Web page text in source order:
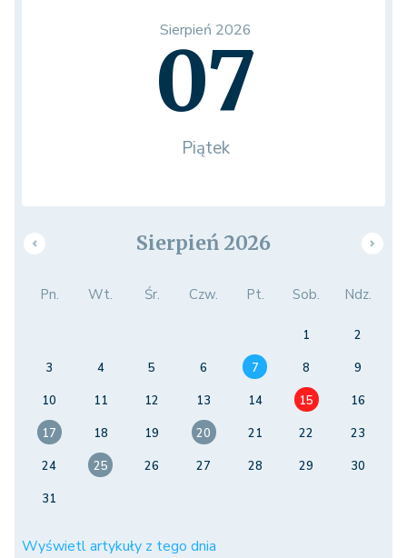
Sierpień 2026
07
Piątek
Sierpień 2026
Pn. Wt. Śr. Czw. Pt. Sob. Ndz.
1
2
3
4 5 6 7 8
9
10
11 12 13 14 15
16
17
18 19 20 21 22
23
24
25 26 27 28 29
30
31
Wyświetl artykuły z tego dnia